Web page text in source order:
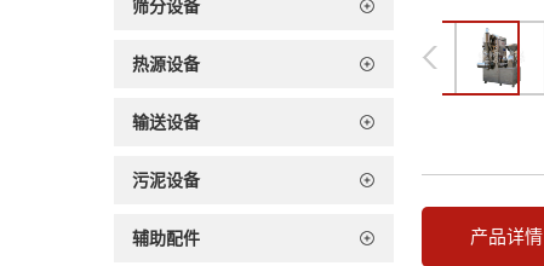
筛分设备
热源设备
输送设备
污泥设备
辅助配件 产品详情